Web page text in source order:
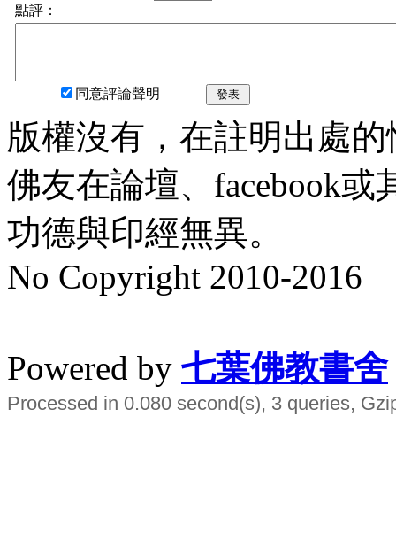
點評：
同意評論聲明 發表
版權沒有，在註明出處
佛友在論壇、facebook
功德與印經無異。
No Copyright 2010-2016
Powered by 七葉佛教書舍
Processed in 0.080 second(s), 3 queries,